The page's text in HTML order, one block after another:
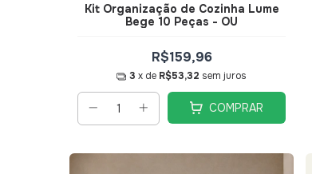
Kit Organização de Cozinha Lume
Bege 10 Peças - OU
R$159,96
3 x de R$53,32 sem juros
COMPRAR